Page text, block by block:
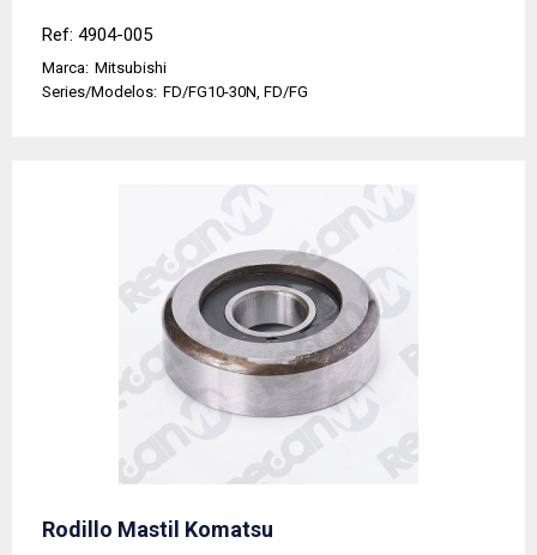
Ref: 4904-005
Marca: Mitsubishi
Series/Modelos: FD/FG10-30N, FD/FG
Rodillo Mastil Komatsu